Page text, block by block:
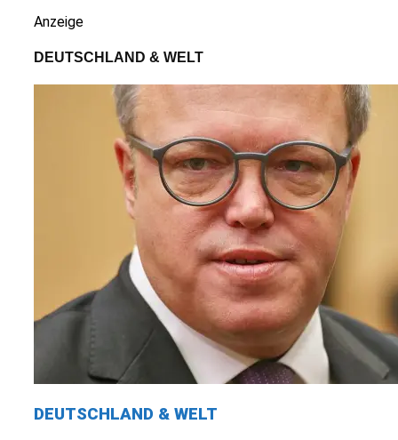
Anzeige
DEUTSCHLAND & WELT
DEUTSCHLAND & WELT